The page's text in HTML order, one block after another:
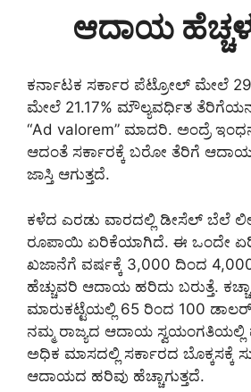
ಆದಾಯ
ಕರ್ನಾಟಕ ಸರ್ಕಾರ ಪೆಟ್ರೋಲ್ ಮೇಲೆ
ಮೇಲೆ 21.17% ಮೌಲ್ಯವರ್ಧಿತ
“Ad valorem” ಮಾದರಿ. ಅಂದ್ರೆ
ಆದಂತೆ ಸರ್ಕಾರಕ್ಕೆ ಬರೋ ತೆರಿಗೆ
ಜಾಸ್ತಿ ಆಗುತ್ತದೆ.
ಕಳೆದ ಎರಡು ವಾರದಲ್ಲಿ ಡೀಸೆಲ್ ಬೆಲೆ
ರೂಪಾಯಿ ಏರಿಕೆಯಾಗಿದೆ. ಈ ಒಂದೇ
ಖಜಾನೆಗೆ ವರ್ಷಕ್ಕೆ 3,000 ದಿಂದ
ಹೆಚ್ಚುವರಿ ಆದಾಯ ಹರಿದು ಬರುತ್ತೆ.
ಮಾರುಕಟ್ಟೆಯಲ್ಲಿ 65 ರಿಂದ 100
ನಮ್ಮ ರಾಜ್ಯದ ಆದಾಯ ಸ್ವಯಂಗತಿಯಲ್ಲಿ
ಅಧಿಕ ಮಾಸದಲ್ಲಿ ಸರ್ಕಾರದ ಬೊಕ್ಕಸಕ್ಕೆ
ಆದಾಯದ ಹರಿವು ಹೆಚ್ಚಾಗುತ್ತದೆ.